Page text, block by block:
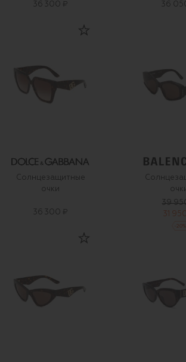
36 300 ₽
36
Солнцезащитные
очки
36 300 ₽
39
31
20 %